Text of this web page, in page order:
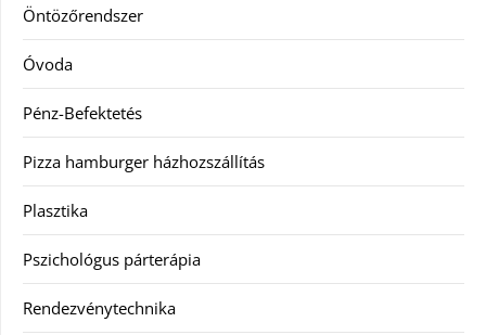
Öntözőrendszer
Óvoda
Pénz-Befektetés
Pizza hamburger házhozszállítás
Plasztika
Pszichológus párterápia
Rendezvénytechnika